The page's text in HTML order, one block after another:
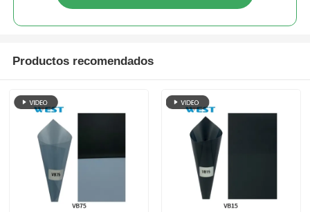
Productos recomendados